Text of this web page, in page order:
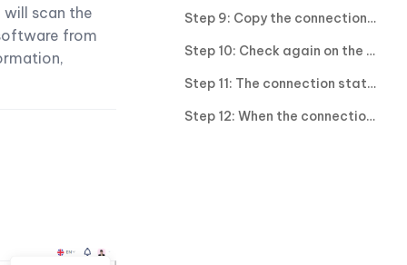
scan the
from
Step 9: Copy the connection password from Tanca Web to the software on the computer.
Step 10: Check again on the Tanca admin system under the Time Attendance Machine list.
Step 11: The connection status will change to Loading Log. If it fails, check the IP, Port, and password again.
Step 12: When the connection status is completed, check the connection data on the Attendance Sheet.